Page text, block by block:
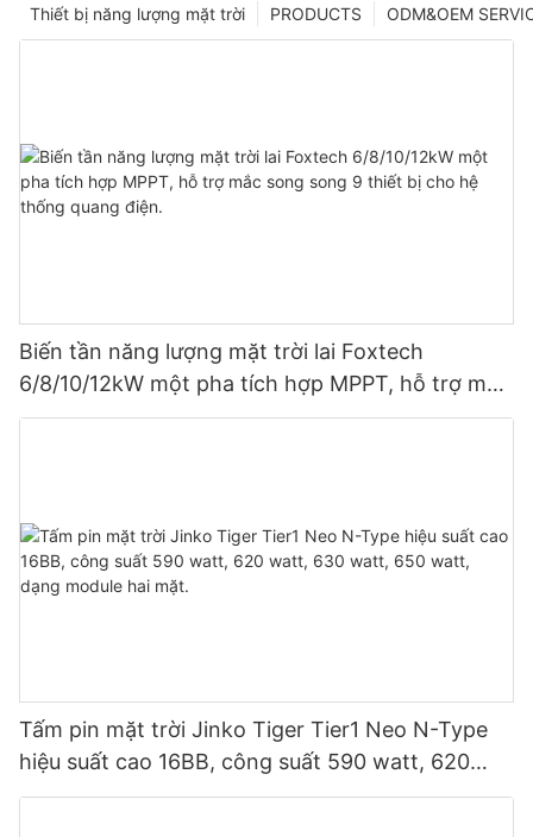
ODM&OEM
PRODUCTS
Thiết bị năng lượng mặt trời
Biến tần năng lượng mặt trời lai Foxtech
6/8/10/12kW một pha tích hợp MPPT, hỗ trợ mắc
song song 9 thiết bị cho hệ thống quang điện.
Tấm pin mặt trời Jinko Tiger Tier1 Neo N-Type
hiệu suất cao 16BB, công suất 590 watt, 620
watt, 630 watt, 650 watt, dạng module hai mặt.